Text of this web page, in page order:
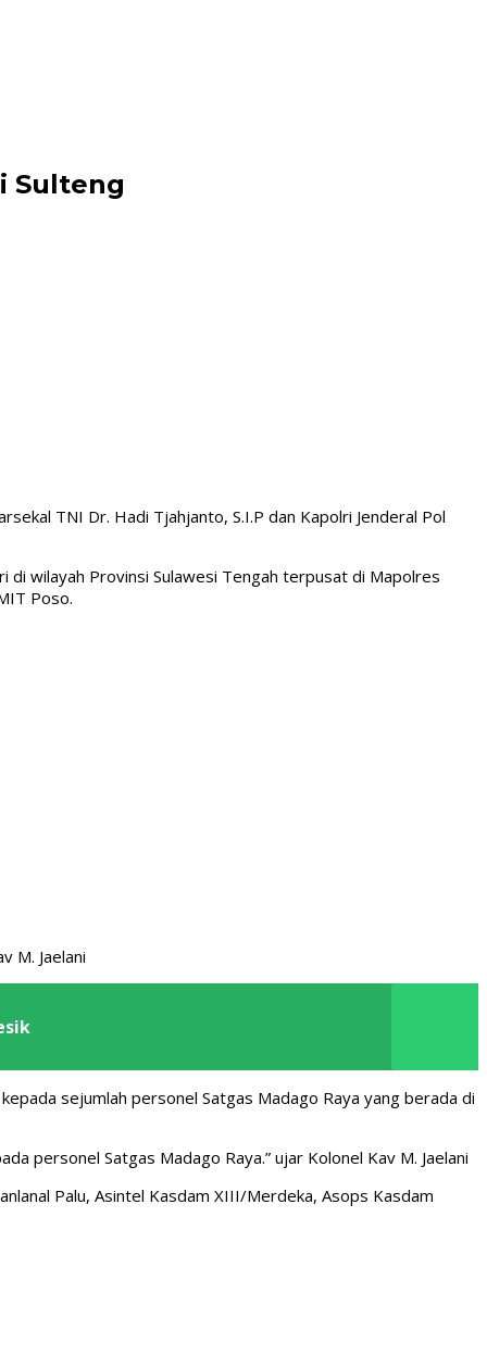
Sulteng
TNI Dr. Hadi Tjahjanto, S.I.P dan Kapolri Jenderal Pol
di wilayah Provinsi Sulawesi Tengah terpusat di Mapolres
Poso.
M. Jaelani
sejumlah personel Satgas Madago Raya yang berada di
personel Satgas Madago Raya.” ujar Kolonel Kav M. Jaelani
Palu, Asintel Kasdam XIII/Merdeka, Asops Kasdam